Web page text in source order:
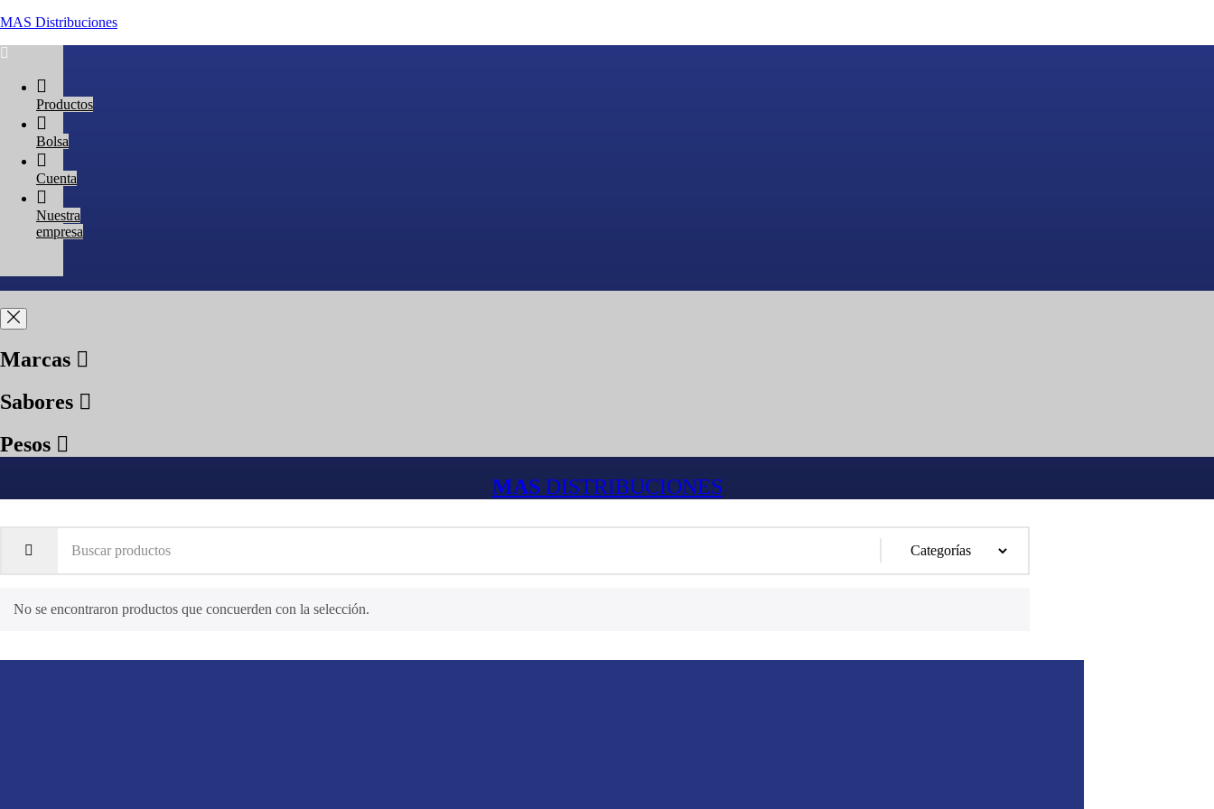
MAS Distribuciones
Productos
Bolsa
Cuenta
Nuestra
empresa
Marcas
Sabores
Pesos
MASDISTRIBUCIONES
No se encontraron productos que concuerden con la selección.